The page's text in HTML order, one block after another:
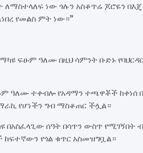
ነው ጎሉን አስቆጥሬ ጆሮዬን በእጄ
የመልስ ምት ነው።”
ፍፁም ዓለሙ በዚህ ሳምንት ቡድኑ
ዓለሙ ተቀብሎ የአዳማን ተጫዋቾች ከቀነሰ
የሆነችን ግብ ማስቆጠር ችሏል።
ሰዓት በሳጥን ውስጥ የሚገኝበት
የጎል ቁጥር አስመዝግቧል።